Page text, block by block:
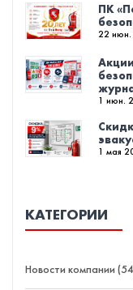
ПК
22 июн.
1 июн.
1 мая
КАТЕГОРИИ
Новости компании